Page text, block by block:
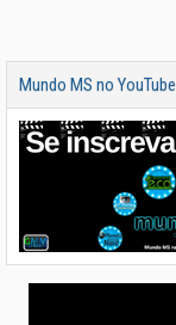
Mundo MS no YouTube